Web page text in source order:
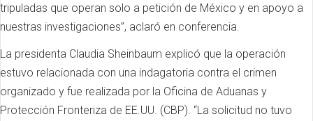
tripuladas que operan solo a petición de México y en apoyo a
nuestras investigaciones”, aclaró en conferencia.
La presidenta Claudia Sheinbaum explicó que la operación
estuvo relacionada con una indagatoria contra el crimen
organizado y fue realizada por la Oficina de Aduanas y
Protección Fronteriza de EE.UU. (CBP). “La solicitud no tuvo